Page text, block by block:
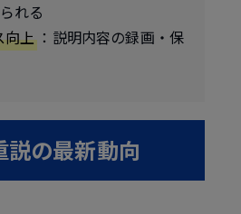
れる
向上 ：説明内容の録画・保
の最新動向